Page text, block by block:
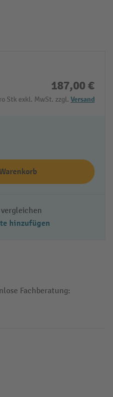
187,00 €
Stk exkl. MwSt. zzgl. Versand
hinzufügen
Fachberatung: